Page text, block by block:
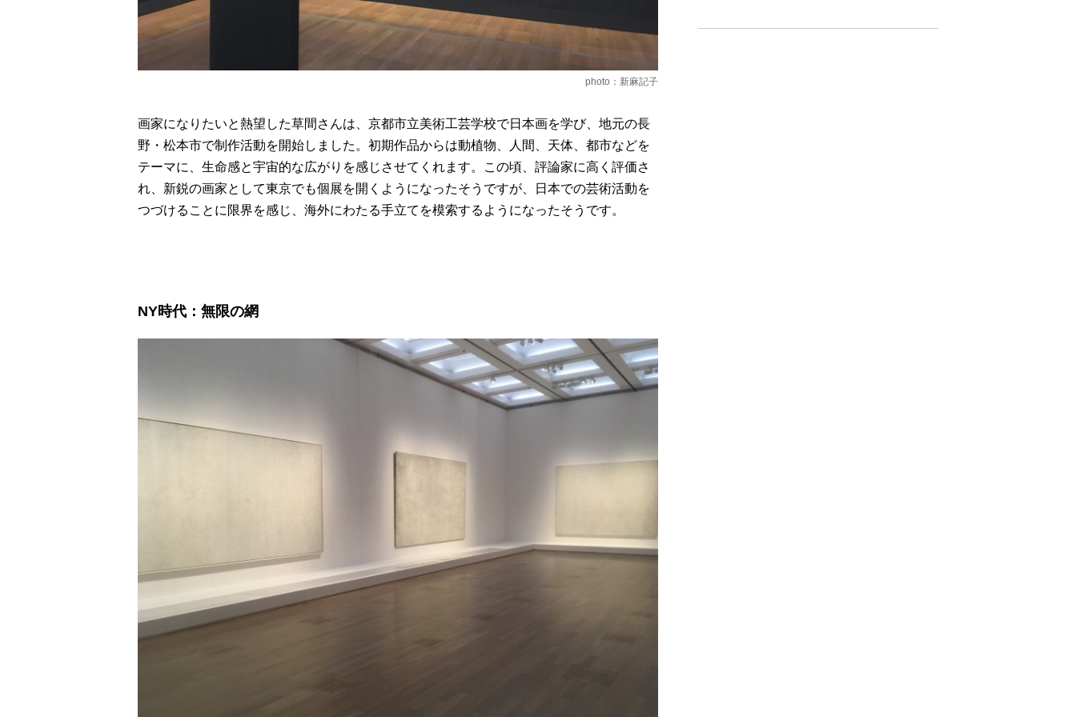
photo：新麻記子
画家になりたいと熱望した草間さんは、京都市立美術工芸学校で日本画を学び、地元の長
野・松本市で制作活動を開始しました。初期作品からは動植物、人間、天体、都市などを
テーマに、生命感と宇宙的な広がりを感じさせてくれます。この頃、評論家に高く評価さ
れ、新鋭の画家として東京でも個展を開くようになったそうですが、日本での芸術活動を
つづけることに限界を感じ、海外にわたる手立てを模索するようになったそうです。
NY時代：無限の網